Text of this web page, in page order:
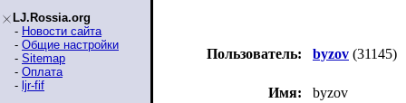
LJ.Rossia.org
- Новости сайта
- Общие настройки
- Sitemap
- Оплата
- ljr-fif
Пользователь: byzov (31145)
Имя: byzov